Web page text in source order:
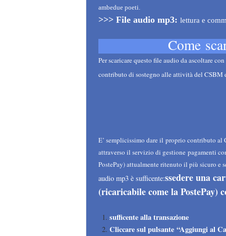
ambedue poeti.
>>> File audio mp3: lettura e
Come
Per scaricare questo file audio daascoltare
contributo di sostegno alleattività del CSBM
E’ semplicissimo dare il proprio contributo
attraverso il servizio di gestione pagamenti
PostePay) attualmente ritenuto il più sicuro e
audio mp3 è sufficente:ssedere una
(ricaricabile come la PostePay)
sufficente alla transazione
Cliccare sul pulsante “Aggiungi al